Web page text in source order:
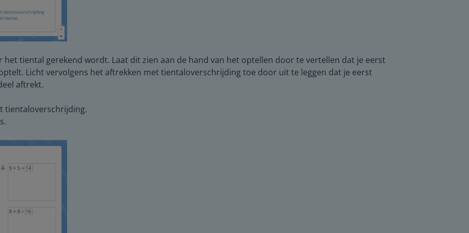
tiental gerekend wordt. Laat dit zien aan de hand van het optellen door te vertellen dat je eerst
Licht vervolgens het aftrekken met tientaloverschrijding toe door uit te leggen dat je eerst
aftrekt.
tientaloverschrijding.